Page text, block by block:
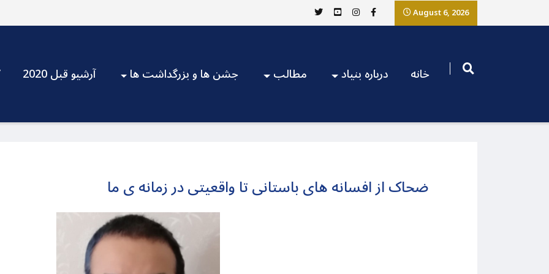
August 6, 2026
آرشیو قبل 2020 جشن ها و بزرگداشت ها مطالب درباره بنیاد خانه
ضحاک از افسانه های باستانی تا واقعیتی در زمانه ی ما